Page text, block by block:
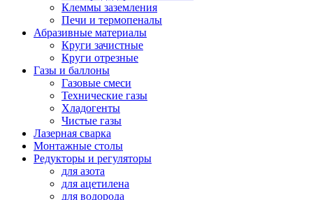
Клеммы заземления
Печи и термопеналы
Абразивные материалы
Круги зачистные
Круги отрезные
Газы и баллоны
Газовые смеси
Технические газы
Хладогенты
Чистые газы
Лазерная сварка
Монтажные столы
Редукторы и регуляторы
для азота
для ацетилена
для водорода